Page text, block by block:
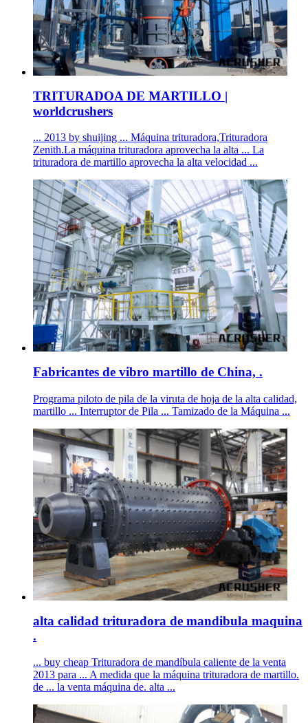
TRITURADOA DE MARTILLO |
worldcrushers
... 2013 by shuijing ... Máquina trituradora,Trituradora
Zenith.La máquina trituradora aprovecha la alta ... La
trituradora de martillo aprovecha la alta velocidad ...
Fabricantes de vibro martillo de China, .
Programa piloto de pila de la viruta de hoja de la alta calidad,
martillo ... Interruptor de Pila ... Tamizado de la Máquina ...
alta calidad trituradora de mandibula maquina
.
... buy cheap Trituradora de mandíbula caliente de la venta
2013 para ... A medida que la máquina trituradora de martillo.
de ... la venta máquina de. alta ...